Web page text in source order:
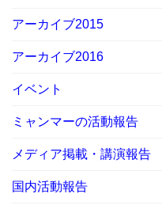
アーカイブ2015
アーカイブ2016
イベント
ミャンマーの活動報告
メディア掲載・講演報告
国内活動報告